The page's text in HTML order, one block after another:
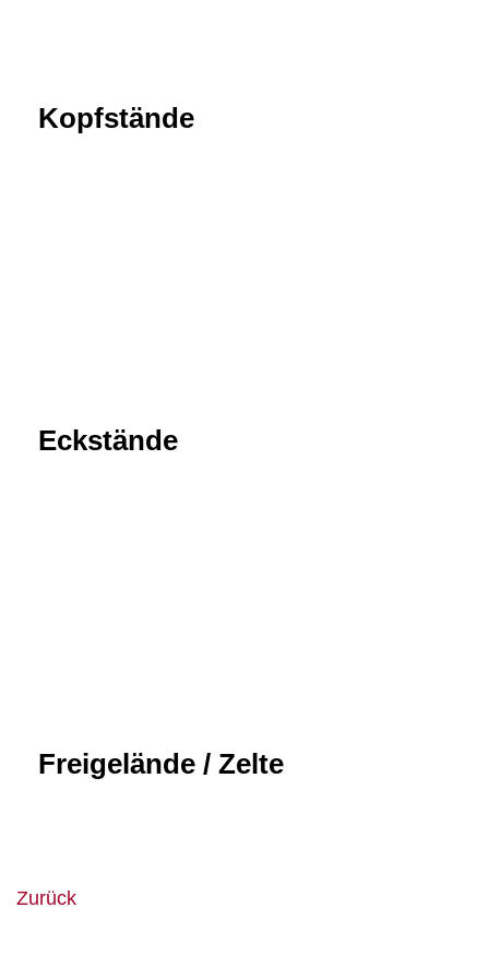
Kopfstände
Eckstände
Freigelände / Zelte
Zurück